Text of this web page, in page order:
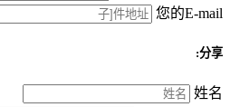
您的E-mail
分享:
姓名